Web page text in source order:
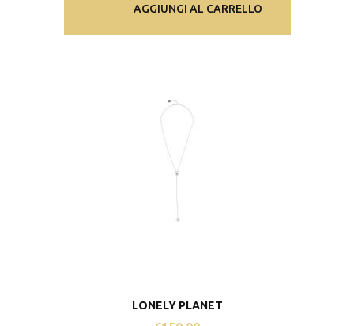
AGGIUNGI AL CARRELLO
LONELY PLANET